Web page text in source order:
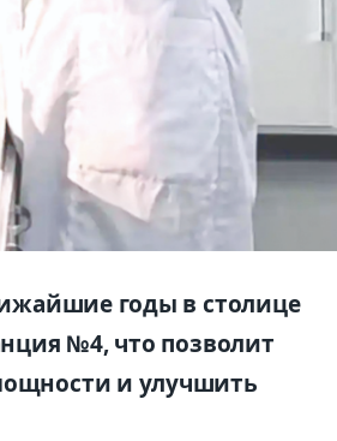
годы в столице
№4, что позволит
и улучшить